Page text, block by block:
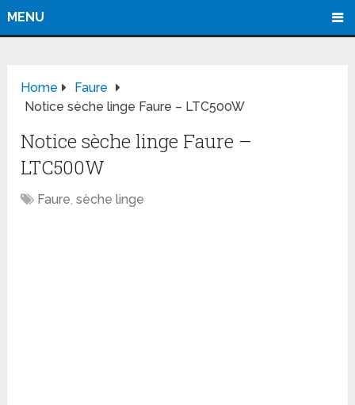
MENU
Home
Faure
Notice sèche linge Faure – LTC500W
Notice sèche linge Faure –
LTC500W
Faure,sèche linge